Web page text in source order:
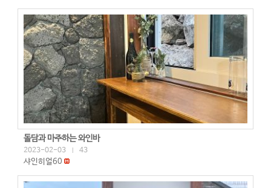
돌담과 마주하는 와인바
2023-02-03 43
샤인히얼60